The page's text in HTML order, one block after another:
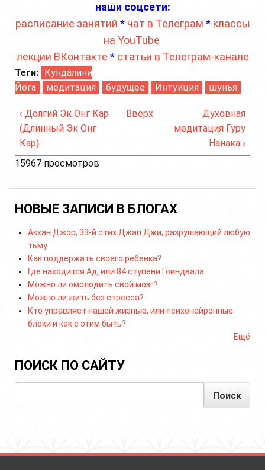
наши соцсети:
расписание занятий * чат в Телеграм * классы
на YouTube
лекции ВКонтакте * статьи в Телеграм-канале
Теги:
Кундалини
Йога
медитация будущее Интуиция шунья
‹ Долгий Эк Онг Кар
(Длинный Эк Онг
Кар)
Вверх
Духовная
медитация Гуру
Нанака ›
15967 просмотров
НОВЫЕ ЗАПИСИ В БЛОГАХ
Акхан Джор, 33-й стих Джап Джи, разрушающий любую
тьму
Как поддержать своего ребёнка?
Где находится Ад, или 84 ступени Гоиндвала
Можно ли омолодить свой мозг?
Можно ли жить без стресса?
Кто управляет нашей жизнью, или психонейронные
блоки и как с этим быть?
Ещё
ПОИСК ПО САЙТУ